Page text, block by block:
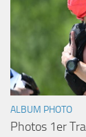
ALBUM PHOTO
Photos 1er